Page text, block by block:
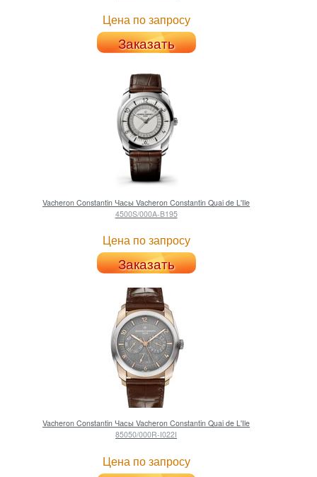
Цена по запросу
Заказать
Vacheron Constantin Часы Vacheron Constantin Quai de L'Ile
4500S/000A-B195
Цена по запросу
Заказать
Vacheron Constantin Часы Vacheron Constantin Quai de L'Ile
85050/000R-I022I
Цена по запросу